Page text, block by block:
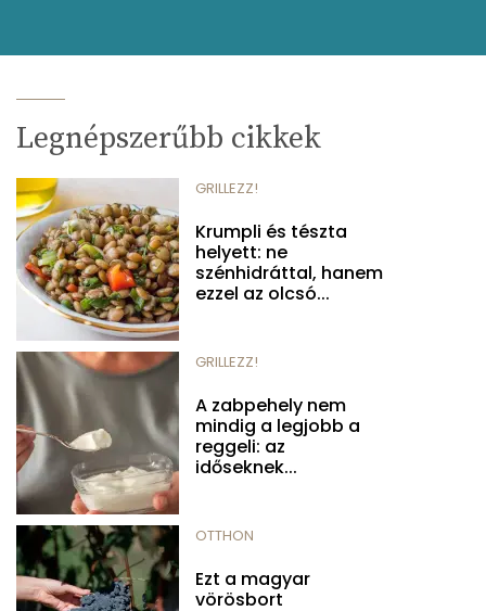
Legnépszerűbb cikkek
GRILLEZZ!
Krumpli és tészta
helyett: ne
szénhidráttal, hanem
ezzel az olcsó...
GRILLEZZ!
A zabpehely nem
mindig a legjobb a
reggeli: az
időseknek...
OTTHON
Ezt a magyar
vörösbort